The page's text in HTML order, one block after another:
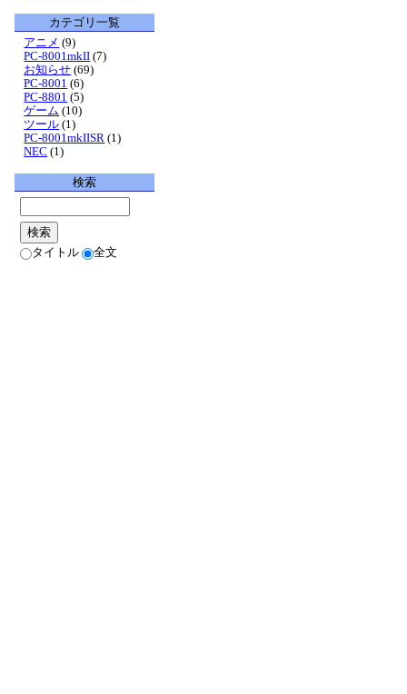
カテゴリ一覧
アニメ (9)
PC-8001mkII (7)
お知らせ (69)
PC-8001 (6)
PC-8801 (5)
ゲーム (10)
ツール (1)
PC-8001mkIISR (1)
NEC (1)
検索
タイトル 全文